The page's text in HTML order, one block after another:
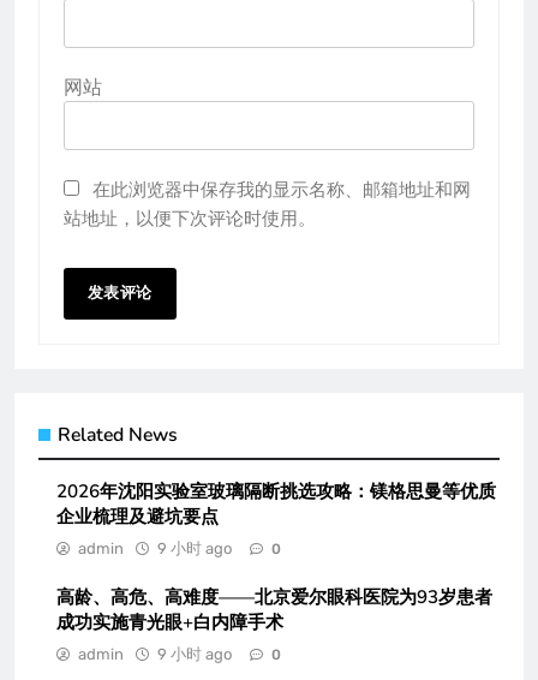
网站
在此浏览器中保存我的显示名称、邮箱地址和网
站地址，以便下次评论时使用。
Related News
2026年沈阳实验室玻璃隔断挑选攻略：镁格思曼等优质
企业梳理及避坑要点
admin 9 小时 ago 0
高龄、高危、高难度——北京爱尔眼科医院为93岁患者
成功实施青光眼+白内障手术
admin 9 小时 ago 0